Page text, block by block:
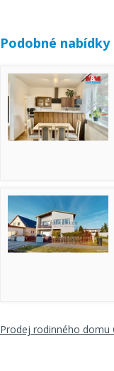
Podobné nabídky
Prodej rodinného domu